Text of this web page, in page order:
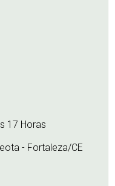
17 Horas
- Fortaleza/CE